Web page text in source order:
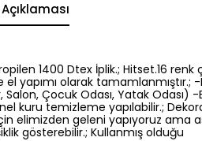
1400 Dtex İplik.; Hitset.16
yapımı olarak
Çocuk Odası, Yatak Odası)
kuru temizleme yapılabilir.;
elimizden geleni yapıyoruz
gösterebilir.; Kullanmış olduğu